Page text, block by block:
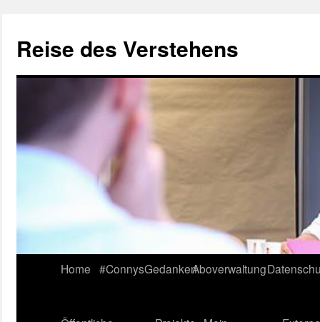
Reise des Verstehens
Home #ConnysGedankenAboverwaltung